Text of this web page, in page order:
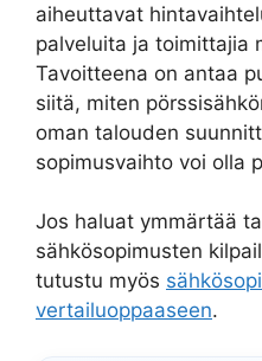
aiheuttavat
palveluita ja toimittajia
Tavoitteena on antaa
siitä, miten
oman talouden
sopimusvaihto voi olla
Jos haluat ymmärtää
sähkösopimusten
tutustu myös
vertailuoppaaseen.